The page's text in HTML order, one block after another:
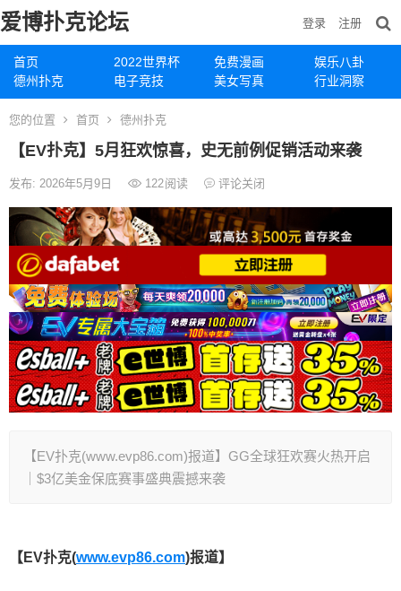
爱博扑克论坛
首页 2022世界杯 免费漫画
娱乐八卦
德州扑克
电子竞技 美女写真 行业洞察
登录 注册
您的位置 首页 德州扑克
【EV扑克】5月狂欢惊喜，史无前例促销活动来袭
发布: 2026年5月9日 122阅读 评论关闭
【EV扑克(www.evp86.com)报道】GG全球狂欢赛火热开启
｜$3亿美金保底赛事盛典震撼来袭
【EV扑克(www.evp86.com)报道】